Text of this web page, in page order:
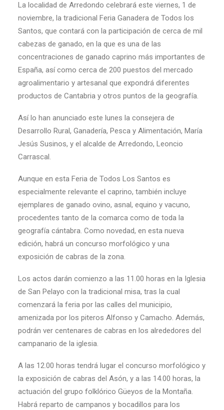
La localidad de Arredondo celebrará este viernes, 1 de
noviembre, la tradicional Feria Ganadera de Todos los
Santos, que contará con la participación de cerca de mil
cabezas de ganado, en la que es una de las
concentraciones de ganado caprino más importantes de
España, así como cerca de 200 puestos del mercado
agroalimentario y artesanal que expondrá diferentes
productos de Cantabria y otros puntos de la geografía.
Así lo han anunciado este lunes la consejera de
Desarrollo Rural, Ganadería, Pesca y Alimentación, María
Jesús Susinos, y el alcalde de Arredondo, Leoncio
Carrascal.
Aunque en esta Feria de Todos Los Santos es
especialmente relevante el caprino, también incluye
ejemplares de ganado ovino, asnal, equino y vacuno,
procedentes tanto de la comarca como de toda la
geografía cántabra. Como novedad, en esta nueva
edición, habrá un concurso morfológico y una
exposición de cabras de la zona.
Los actos darán comienzo a las 11.00 horas en la Iglesia
de San Pelayo con la tradicional misa, tras la cual
comenzará la feria por las calles del municipio,
amenizada por los piteros Alfonso y Camacho. Además,
podrán ver centenares de cabras en los alrededores del
campanario de la iglesia.
A las 12.00 horas tendrá lugar el concurso morfológico y
la exposición de cabras del Asón, y a las 14.00 horas, la
actuación del grupo folklórico Güeyos de la Montaña.
Habrá reparto de campanos y bocadillos para los